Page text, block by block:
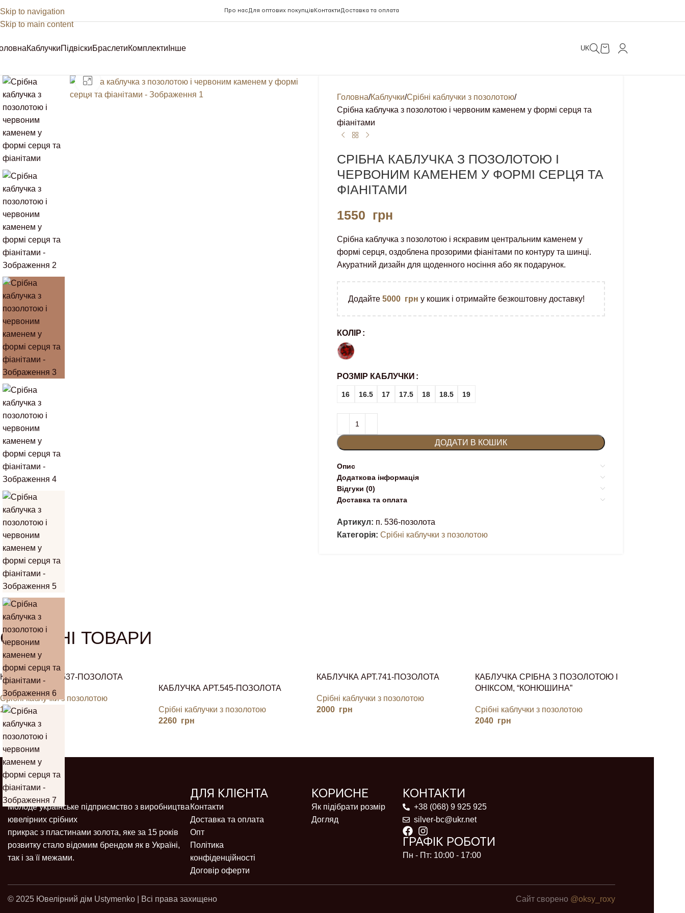
Skip to navigation
Skip to main content
Про насДля оптових покупців КонтактиДоставка та оплата
КаблучкиПідвіскиБраслетиКомплекти Інше UK
Клацніть, щоб збільшити
Головна Каблучки Срібні каблучки з позолотою
Срібна каблучка з позолотою і червоним каменем у формі серця та
фіанітами
СРІБНА КАБЛУЧКА З ПОЗОЛОТОЮ І
ЧЕРВОНИМ КАМЕНЕМ У ФОРМІ СЕРЦЯ ТА
ФІАНІТАМИ
1550 грн
Срібна каблучка з позолотою і яскравим центральним каменем у
формі серця, оздоблена прозорими фіанітами по контуру та шинці.
Акуратний дизайн для щоденного носіння або як подарунок.
Додайте 5000 грн у кошик і отримайте безкоштовну доставку!
КОЛІР
РОЗМІР КАБЛУЧКИ
16 16.5 17 17.5 18 18.5 19
ДОДАТИ В КОШИК
Опис
Додаткова інформація
Відгуки (0)
Доставка та оплата
Артикул: п. 536-позолота
Категорія: Срібні каблучки з позолотою
СУПУТНІ ТОВАРИ
КАБЛУЧКА АРТ.537-ПОЗОЛОТА
Срібні каблучки з позолотою
1730грн
КАБЛУЧКА АРТ.545-ПОЗОЛОТА
Срібні каблучки з позолотою
2260 грн
КАБЛУЧКА АРТ.741-ПОЗОЛОТА
Срібні каблучки з позолотою
2000 грн
КАБЛУЧКА СРІБНА З ПОЗОЛОТОЮ І
ОНІКСОМ, “КОНЮШИНА”
Срібні каблучки з позолотою
2040 грн
Молоде українське підприємство з виробництва
ювелірних срібних
прикрас з пластинами золота, яке за 15 років
розвитку стало відомим брендом як в Україні,
так і за її межами.
ДЛЯ КЛІЄНТА
Контакти
Доставка та оплата
Опт
Політика
конфіденційності
Договір оферти
КОРИСНЕ
Як підібрати розмір
Догляд
КОНТАКТИ
+38 (068) 9 925 925
silver-bc@ukr.net
ГРАФІК РОБОТИ
Пн - Пт: 10:00 - 17:00
© 2025 Ювелірний дім Ustymenko | Всі права захищено Сайт сворено @oksy_roxy